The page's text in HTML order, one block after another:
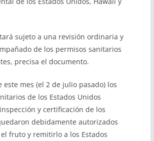
sujeto a una revisión ordinaria y
de los permisos sanitarios
precisa el documento.
este mes (el 2 de julio pasado) los
de los Estados Unidos
y certificación de los
debidamente autorizados
fruto y remitirlo a los Estados